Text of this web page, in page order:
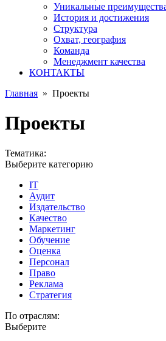
Уникальные
История и достижения
Структура
Охват, география
Команда
Менеджмент качества
КОНТАКТЫ
Главная » Проекты
Проекты
Тематика:
Выберите категорию
IT
Аудит
Издательство
Качество
Маркетинг
Обучение
Оценка
Персонал
Право
Реклама
Стратегия
По отраслям:
Выберите